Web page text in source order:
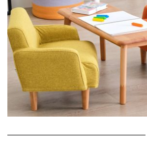
—————————————————–